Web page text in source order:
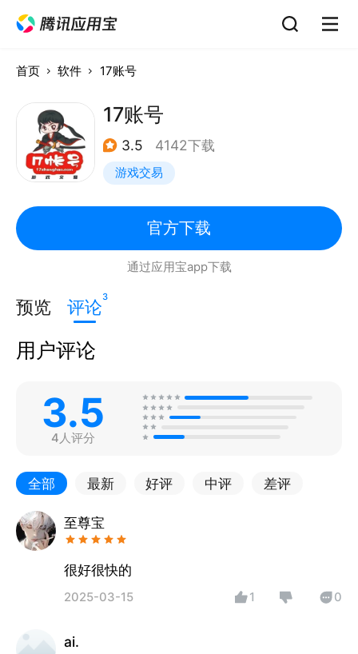
首页 软件 17账号
17账号
3.5 4142下载
游戏交易
官方下载
通过应用宝app下载
预览 评论3
用户评论
3.5
4人评分
全部 最新 好评 中评 差评
至尊宝
很好很快的
2025-03-15 1 0
ai.